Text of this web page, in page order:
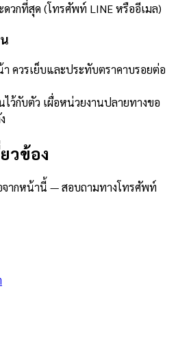
วกที่สุด (โทรศัพท์ LINE หรืออีเมล)
ควรเย็บและประทับตราคาบรอยต่อ
ว้กับตัว เผื่อหน่วยงานปลายทางขอ
วข้อง
ากหน้านี้ — สอบถามทางโทรศัพท์